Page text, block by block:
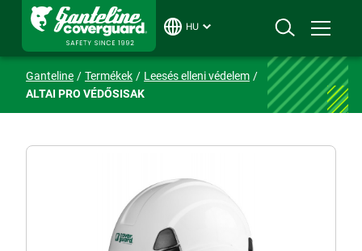
HU
Ganteline Termékek
Leesés elleni védelem
ALTAI PRO VÉDŐSISAK